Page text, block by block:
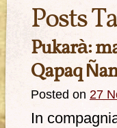
Posts
Pukarà:
Qapaq
Posted on 27
In